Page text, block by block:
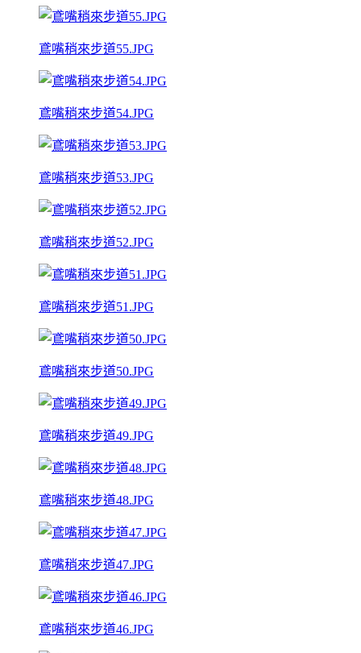
鳶嘴稍來步道55.JPG
鳶嘴稍來步道54.JPG
鳶嘴稍來步道53.JPG
鳶嘴稍來步道52.JPG
鳶嘴稍來步道51.JPG
鳶嘴稍來步道50.JPG
鳶嘴稍來步道49.JPG
鳶嘴稍來步道48.JPG
鳶嘴稍來步道47.JPG
鳶嘴稍來步道46.JPG